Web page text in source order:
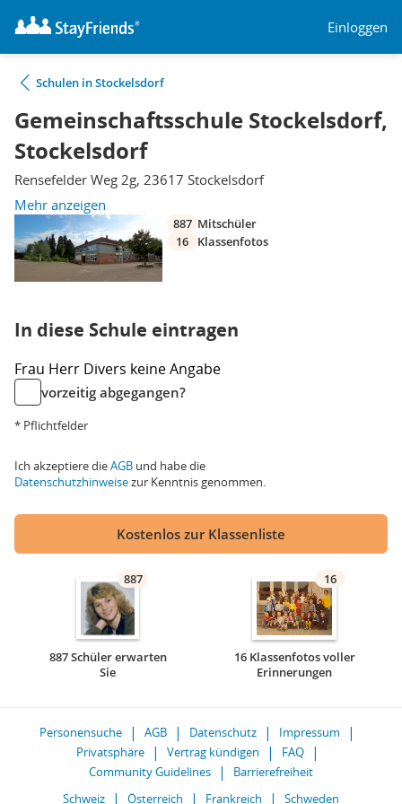
Einloggen
Schulen in Stockelsdorf
Gemeinschaftsschule Stockelsdorf,
Stockelsdorf
Rensefelder Weg 2g, 23617 Stockelsdorf
Mehr anzeigen
887 Mitschüler
16
Klassenfotos
In diese Schule eintragen
Frau Herr Divers keine Angabe
vorzeitig abgegangen?
* Pflichtfelder
Ich akzeptiere dieAGB und habe die
Datenschutzhinweisezur Kenntnis genommen.
Kostenlos zur Klassenliste
887
887 Schüler erwarten
Sie
16
16 Klassenfotos voller
Erinnerungen
Personensuche AGB Datenschutz
Impressum
Privatsphäre
Vertrag kündigen
FAQ
Community Guidelines
Barrierefreiheit
Schweiz
Österreich Frankreich Schweden